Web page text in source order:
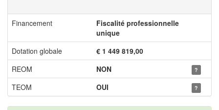
Financement
Fiscalité professionnelle
unique
Dotation globale
€ 1 449 819,00
REOM
NON ?
TEOM OUI ?